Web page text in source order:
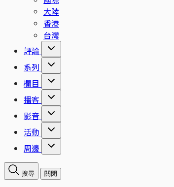
大陸
香港
台灣
評論
系列
欄目
播客
影音
活動
周邊
搜尋 關閉